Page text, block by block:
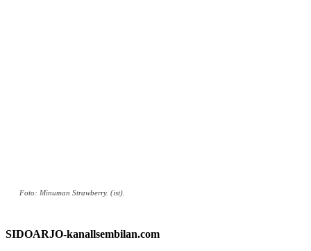
Foto: Minuman Strawberry. (ist).
SIDOARJO-kanallsembilan.com